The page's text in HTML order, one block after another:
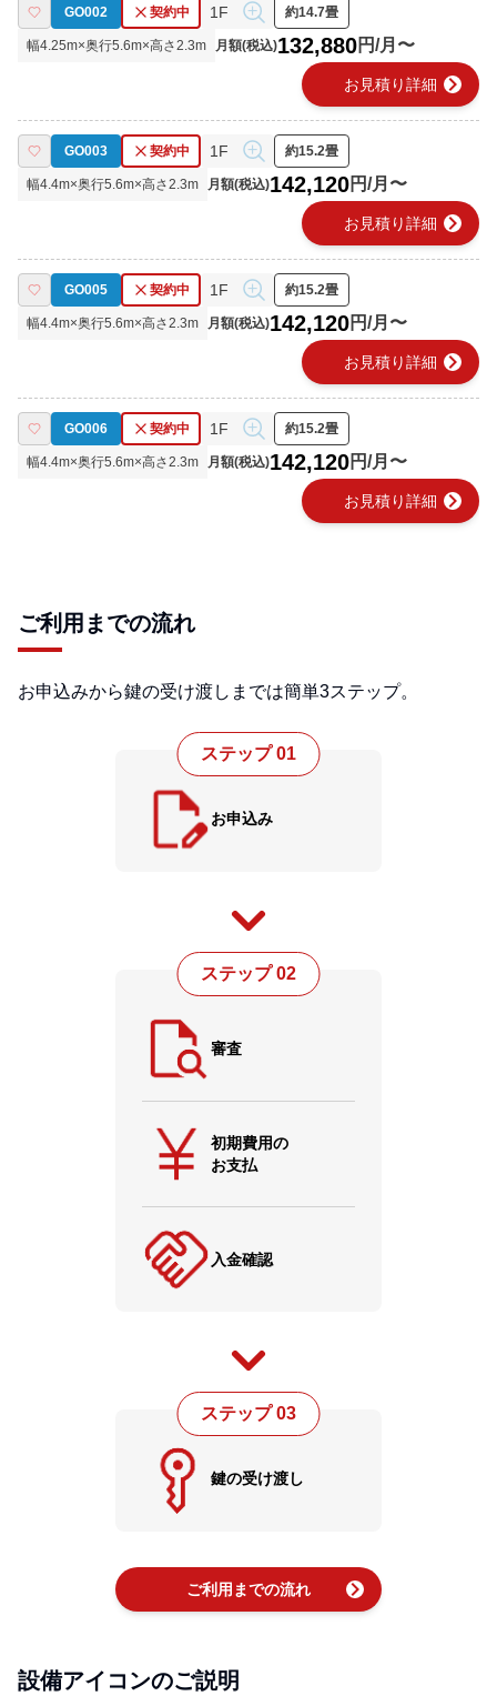
GO002 契約中 1F 約14.7畳
幅4.25m×奥行5.6m×高さ2.3m 月額(税込)132,880円/月〜
お見積り詳細 chevron_right
GO003 契約中 1F 約15.2畳
幅4.4m×奥行5.6m×高さ2.3m 月額(税込)142,120円/月〜
お見積り詳細 chevron_right
GO005 契約中 1F 約15.2畳
幅4.4m×奥行5.6m×高さ2.3m 月額(税込)142,120円/月〜
お見積り詳細 chevron_right
GO006 契約中 1F 約15.2畳
幅4.4m×奥行5.6m×高さ2.3m 月額(税込)142,120円/月〜
お見積り詳細 chevron_right
ご利用までの流れ
お申込みから鍵の受け渡しまでは簡単3ステップ。
ステップ 01
お申込み
ステップ 02
審査
初期費用の
お支払
入金確認
ステップ 03
鍵の受け渡し
ご利用までの流れ chevron_right
設備アイコンのご説明